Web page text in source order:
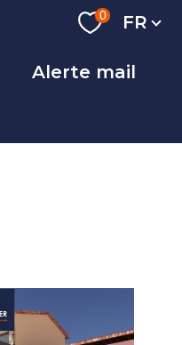
0 Langue
FR
Alerte mail